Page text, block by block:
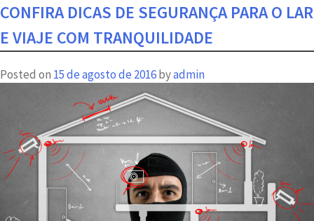
CONFIRA DICAS DE SEGURANÇA PARA O LAR
E VIAJE COM TRANQUILIDADE
Posted on 15 de agosto de 2016byadmin